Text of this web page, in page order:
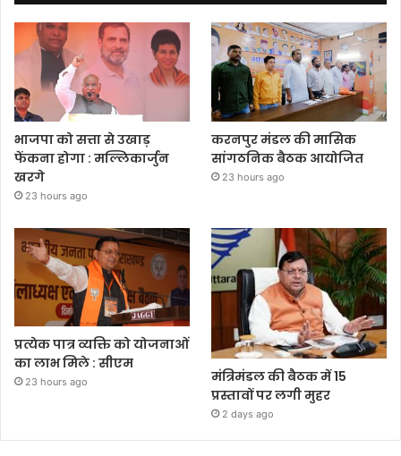
भाजपा को सत्ता से उखाड़
फेंकना होगा : मल्लिकार्जुन
खरगे
23 hours ago
करनपुर मंडल की मासिक
सांगठनिक बैठक आयोजित
23 hours ago
प्रत्येक पात्र व्यक्ति को योजनाओं
का लाभ मिले : सीएम
23 hours ago
मंत्रिमंडल की बैठक में 15
प्रस्तावों पर लगी मुहर
2 days ago